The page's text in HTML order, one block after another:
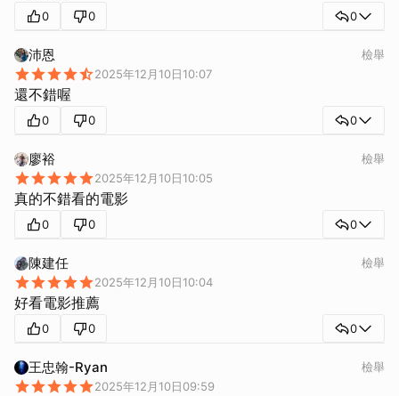
0 0 0
沛恩
2025年12月10日10:07
檢舉
還不錯喔
0 0 0
廖裕
2025年12月10日10:05
檢舉
真的不錯看的電影
0 0 0
陳建任
2025年12月10日10:04
檢舉
好看電影推薦
0 0 0
王忠翰-Ryan
2025年12月10日09:59
檢舉